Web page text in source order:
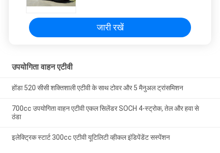
जारी रखें
उपयोगिता वाहन एटीवी
होंडा 520 सीसी शक्तिशाली एटीवी के साथ टोवर और 5 मैनुअल ट्रांसमिशन
700cc उपयोगिता वाहन एटीवी एकल सिलेंडर SOCH 4-स्ट्रोक, तेल और हवा से
ठंडा
इलेक्ट्रिक स्टार्ट 300cc एटीवी यूटिलिटी व्हीकल इंडिपेंडेंट सस्पेंशन